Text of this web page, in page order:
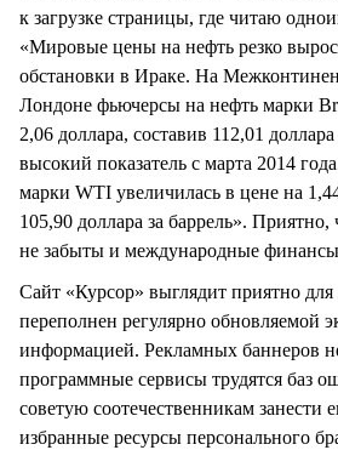
к загрузке страницы, где читаю
«Мировые цены на нефть резко
обстановки в Ираке. На
Лондоне фьючерсы на нефть марки
2,06 доллара, составив 112,01
высокий показатель с марта 2014
марки WTI увеличилась в цене на
105,90 доллара за баррель». Приятно,
не забыты и международные
Сайт «Курсор» выглядит приятно для
переполнен регулярно обновляемой
информацией. Рекламных баннеров
программные сервисы трудятся баз
советую соотечественникам занести
избранные ресурсы персонального